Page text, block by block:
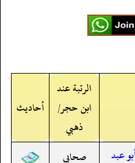
الرتبة عند
ابن حجر/
ذهبي
أحاديث
عبد
صحابي